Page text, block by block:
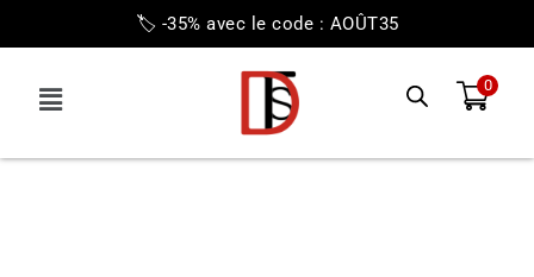
🏷️ -35% avec le code : AOÛT35
0